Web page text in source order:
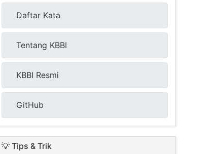
Daftar Kata
Tentang KBBI
KBBI Resmi
GitHub
💡 Tips & Trik